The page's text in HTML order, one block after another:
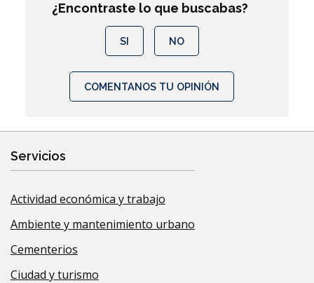
¿Encontraste lo que buscabas?
SI NO
COMENTANOS TU OPINIÓN
Servicios
Actividad económica y trabajo
Ambiente y mantenimiento urbano
Cementerios
Ciudad y turismo